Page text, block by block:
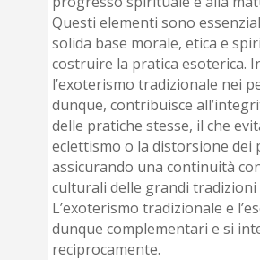
Questi elementi sono
solida base morale, etica e
costruire la pratica esoterica.
l’exoterismo tradizionale nei
dunque, contribuisce
delle pratiche stesse, il che
eclettismo o la distorsione dei
assicurando una continuità
culturali delle grandi
L’exoterismo tradizionale e
dunque complementari e si
reciprocamente.